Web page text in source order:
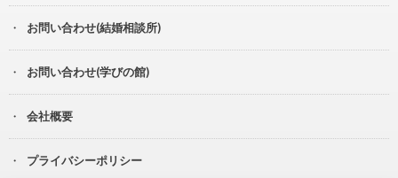
お問い合わせ(結婚相談所)
お問い合わせ(学びの館)
会社概要
プライバシーポリシー